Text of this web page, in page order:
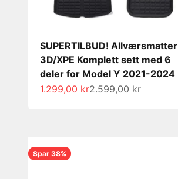
SUPERTILBUD! Allværsmatter
3D/XPE Komplett sett med 6
deler for Model Y 2021-2024
Salgspris
1.299,00 krNormalpris
2.599,00 kr
Spar 38%